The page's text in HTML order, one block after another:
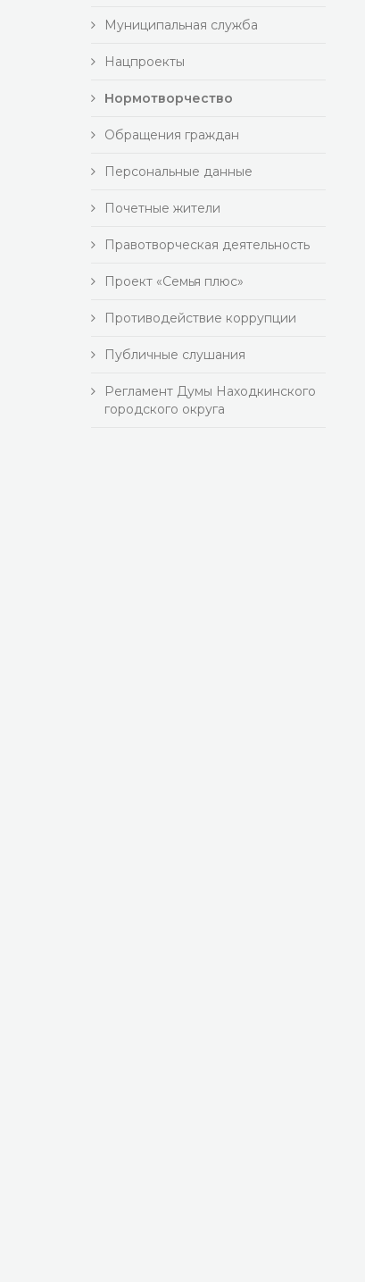
Муниципальная служба
Нацпроекты
Нормотворчество
Обращения граждан
Персональные данные
Почетные жители
Правотворческая деятельность
Проект «Семья плюс»
Противодействие коррупции
Публичные слушания
Регламент Думы Находкинского
городского округа